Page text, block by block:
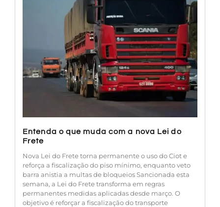
Entenda o que muda com a nova Lei do
Frete
Nova Lei do Frete torna permanente o uso do Ciot e
reforça a fiscalização do piso mínimo, enquanto veto
barra anistia a multas de bloqueios Sancionada esta
semana, a Lei do Frete transforma em regras
permanentes medidas aplicadas desde março. O
objetivo é reforçar a fiscalização do transporte